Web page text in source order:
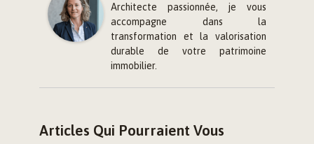
Architecte passionnée, je vous
accompagne dans la
transformation et la valorisation
durable de votre patrimoine
immobilier.
Articles Qui Pourraient Vous